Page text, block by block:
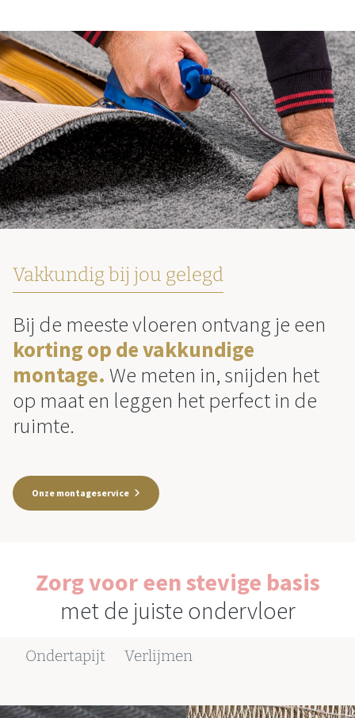
Vakkundig bij jou gelegd
Bij de meeste vloeren ontvang je een
korting op de vakkundige
montage. We meten in, snijden het
op maat en leggen het perfect in de
ruimte.
Onze montageservice
Zorg voor een stevige basis
met de juiste ondervloer
Ondertapijt Verlijmen